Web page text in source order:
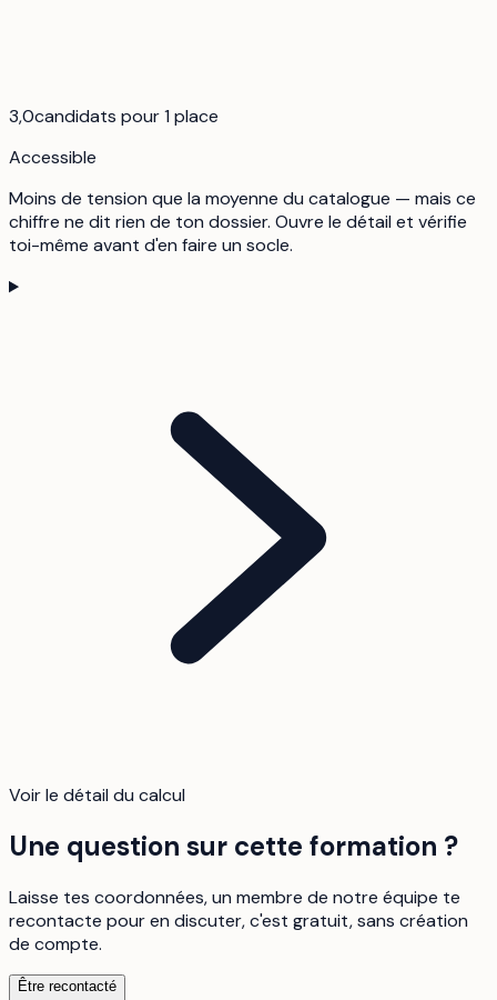
3,0candidats pour 1 place
Accessible
Moins de tension que la moyenne du catalogue — mais ce
chiffre ne dit rien de ton dossier. Ouvre le détail et vérifie
toi-même avant d'en faire un socle.
Voir le détail du calcul
Une question sur cette formation ?
Laisse tes coordonnées, un membre de notre équipe te
recontacte pour en discuter, c'est gratuit, sans création
de compte.
Être recontacté